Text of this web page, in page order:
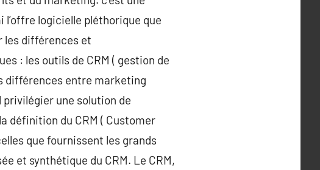
l’offre logicielle pléthorique que
les différences et
: les outils de CRM ( gestion de
différences entre marketing
une solution de
définition du CRM ( Customer
que fournissent les grands
et synthétique du CRM. Le CRM,